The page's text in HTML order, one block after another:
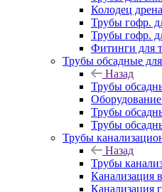
Колодец
Трубы гофр.
Трубы гофр.
Фитинги
Трубы обсадные
Назад
Трубы
Трубы
Трубы
Трубы
Назад
Трубы
Канализация
Канализация